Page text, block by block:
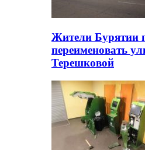
Жители Бурятии
переименовать
Терешковой